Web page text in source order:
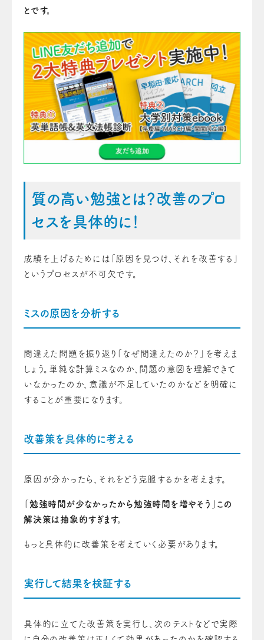
とです。
質の高い勉強とは？改善のプロ
セスを具体的に！
成績を上げるためには「原因を見つけ、それを改善する」
というプロセスが不可欠です。
ミスの原因を分析する
間違えた問題を振り返り「なぜ間違えたのか？」を考えま
しょう。単純な計算ミスなのか、問題の意図を理解できて
いなかったのか、意識が不足していたのかなどを明確に
することが重要になります。
改善策を具体的に考える
原因が分かったら、それをどう克服するかを考えます。
「勉強時間が少なかったから勉強時間を増やそう」この
解決策は抽象的すぎます。
もっと具体的に改善策を考えていく必要があります。
実行して結果を検証する
具体的に立てた改善策を実行し、次のテストなどで実際